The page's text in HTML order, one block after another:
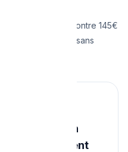
127€ (TTC 6%) contre 145€
couvert sans
un
abonnement